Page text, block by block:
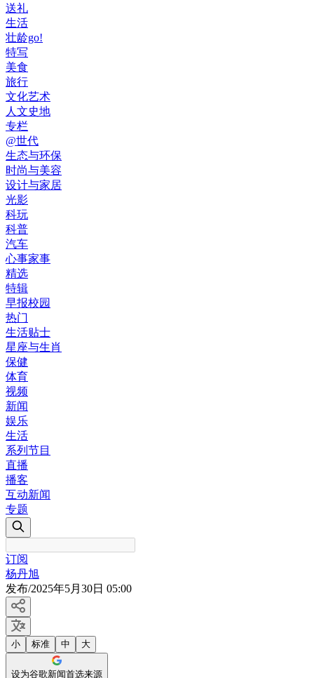
送礼
生活
壮龄go!
特写
美食
旅行
文化艺术
人文史地
专栏
@世代
生态与环保
时尚与美容
设计与家居
光影
科玩
科普
汽车
心事家事
精选
特辑
早报校园
热门
生活贴士
星座与生肖
保健
体育
视频
新闻
娱乐
生活
系列节目
直播
播客
互动新闻
专题
订阅
杨丹旭
发布/2025年5月30日 05:00
小 标准 中 大
设为谷歌新闻首选来源